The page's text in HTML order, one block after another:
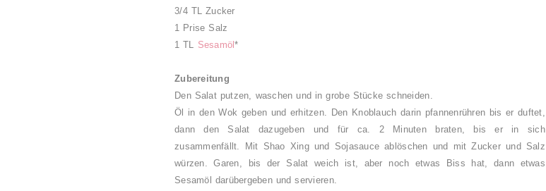
3/4 TL Zucker
1 Prise Salz
1 TL Sesamöl*
Zubereitung
Den Salat putzen, waschen und in grobe Stücke schneiden.
Öl in den Wok geben und erhitzen. Den Knoblauch darin pfannenrühren bis er duftet,
dann den Salat dazugeben und für ca. 2 Minuten braten, bis er in sich
zusammenfällt. Mit Shao Xing und Sojasauce ablöschen und mit Zucker und Salz
würzen. Garen, bis der Salat weich ist, aber noch etwas Biss hat, dann etwas
Sesamöl darübergeben und servieren.